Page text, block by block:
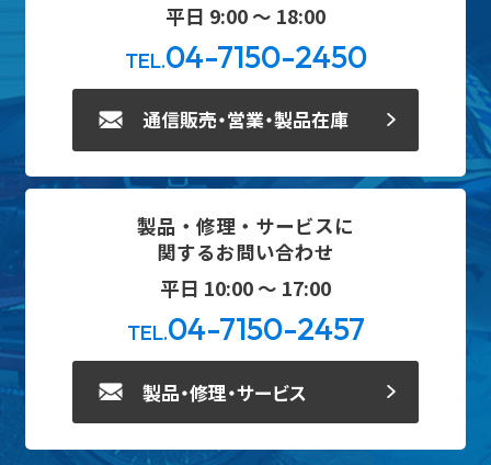
平日 9:00 ～ 18:00
TEL.04-7150-2450
通信販売・営業・製品在庫
製品・修理・サービスに
関するお問い合わせ
平日 10:00 ～ 17:00
TEL.04-7150-2457
製品・修理・サービス